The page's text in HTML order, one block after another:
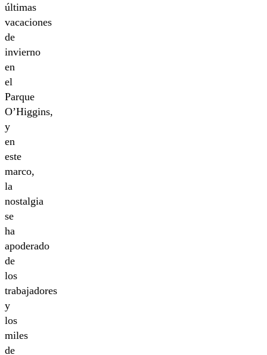
últimas
vacaciones
de
invierno
en
el
Parque
O’Higgins,
y
en
este
marco,
la
nostalgia
se
ha
apoderado
de
los
trabajadores
y
los
miles
de